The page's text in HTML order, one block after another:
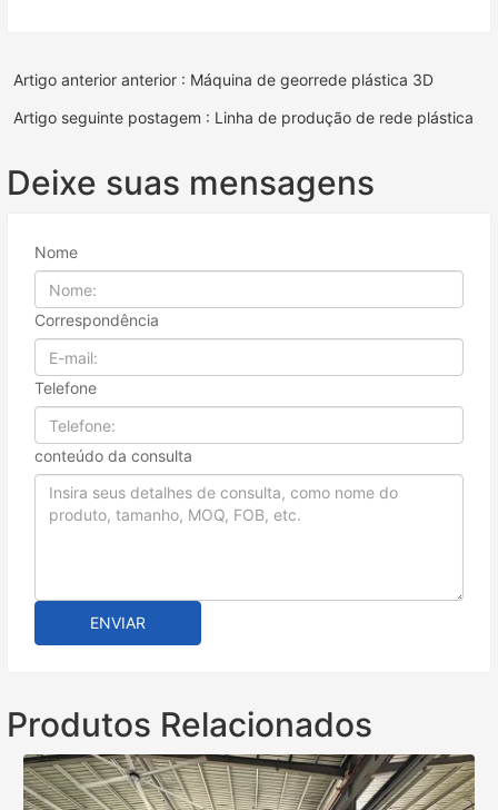
Artigo anterior anterior : Máquina de georrede plástica 3D
Artigo seguinte postagem : Linha de produção de rede plástica
Deixe suas mensagens
Nome
Correspondência
Telefone
conteúdo da consulta
ENVIAR
Produtos Relacionados